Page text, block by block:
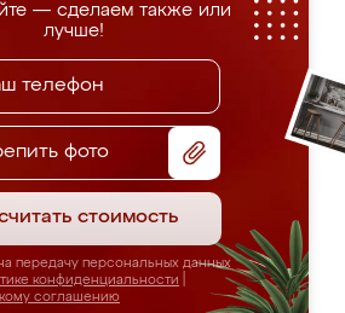
— сделаем также или
лучше!
фото
стоимость
передачу персональных данных
конфиденциальности
соглашению